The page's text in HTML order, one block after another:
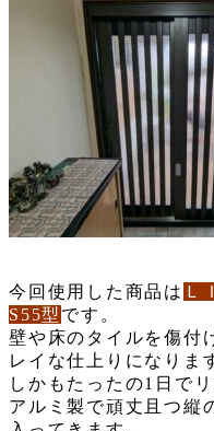
今回使用した商品は Ｌ
S55型 です。
壁や床のタイルを傷付
レイな仕上りになりま
しかもたったの1日で
アルミ製で頑丈且つ縦